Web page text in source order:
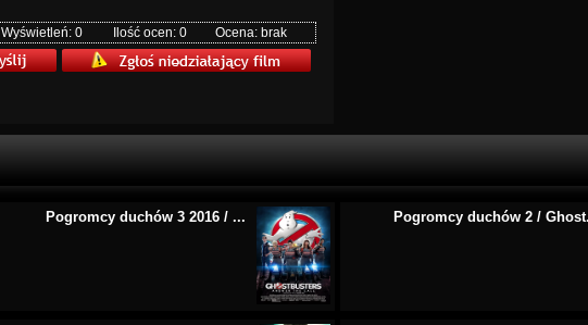
Wyświetleń: 0 Ilość ocen: 0 Ocena: brak
Pogromcy duchów 3 2016 / ... Pogromcy duchów 2 /